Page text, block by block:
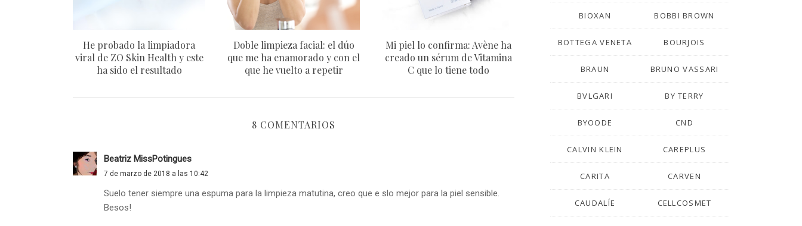
He probado la limpiadora
viral de ZO Skin Health y este
ha sido el resultado
Doble limpieza facial: el dúo
que me ha enamorado y con el
que he vuelto a repetir
Mi piel lo confirma: Avène ha
creado un sérum de Vitamina
C que lo tiene todo
8 COMENTARIOS
Beatriz MissPotingues
7 de marzo de 2018 a las 10:42
Suelo tener siempre una espuma para la limpieza matutina, creo que e slo mejor para la piel sensible.
Besos!
BIOXAN BOBBI BROWN
BOTTEGA VENETA BOURJOIS
BRAUN BRUNO VASSARI
BVLGARI BY TERRY
BYOODE CND
CALVIN KLEIN CAREPLUS
CARITA CARVEN
CAUDALÍE CELLCOSMET